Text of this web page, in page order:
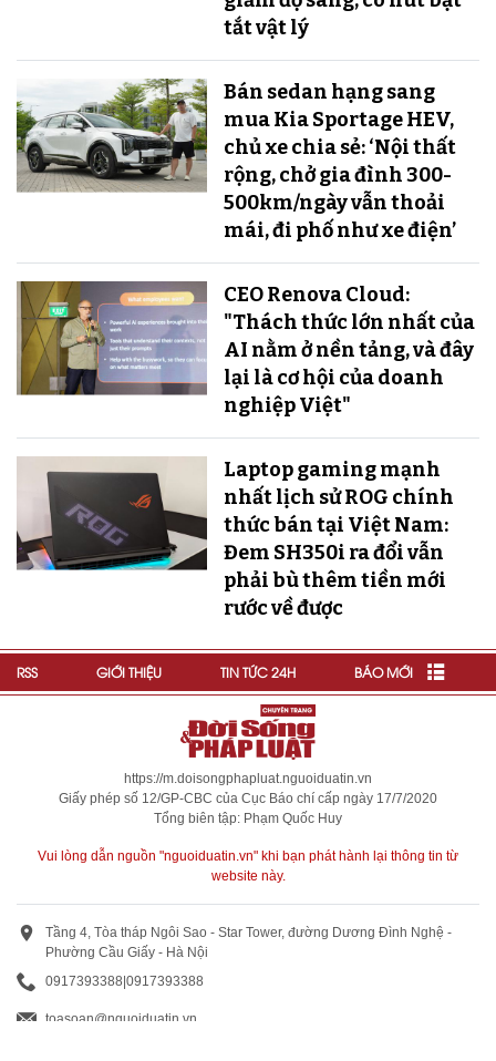
tắt vật lý
Bán sedan hạng sang
mua Kia Sportage HEV,
chủ xe chia sẻ: ‘Nội thất
rộng, chở gia đình 300-
500km/ngày vẫn thoải
mái, đi phố như xe điện’
CEO Renova Cloud:
"Thách thức lớn nhất của
AI nằm ở nền tảng, và đây
lại là cơ hội của doanh
nghiệp Việt"
Laptop gaming mạnh
nhất lịch sử ROG chính
thức bán tại Việt Nam:
Đem SH350i ra đổi vẫn
phải bù thêm tiền mới
rước về được
RSS GIỚI THIỆU TIN TỨC 24H BÁO MỚI
https://m.doisongphapluat.nguoiduatin.vn
Giấy phép số 12/GP-CBC của Cục Báo chí cấp ngày 17/7/2020
Tổng biên tập: Phạm Quốc Huy
Vui lòng dẫn nguồn "nguoiduatin.vn" khi bạn phát hành lại thông tin từ
website này.
Tầng 4, Tòa tháp Ngôi Sao - Star Tower, đường Dương Đình Nghệ -
Phường Cầu Giấy - Hà Nội
0917393388|0917393388
toasoan@nguoiduatin.vn